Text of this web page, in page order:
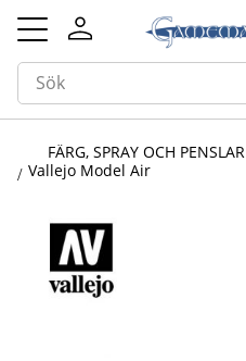
Meny
FÄRG, SPRAY OCH PENSLAR
Vallejo Model Air